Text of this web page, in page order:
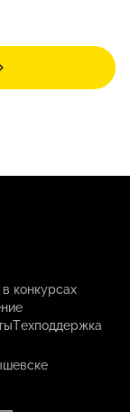
конкурсах
Техподдержка